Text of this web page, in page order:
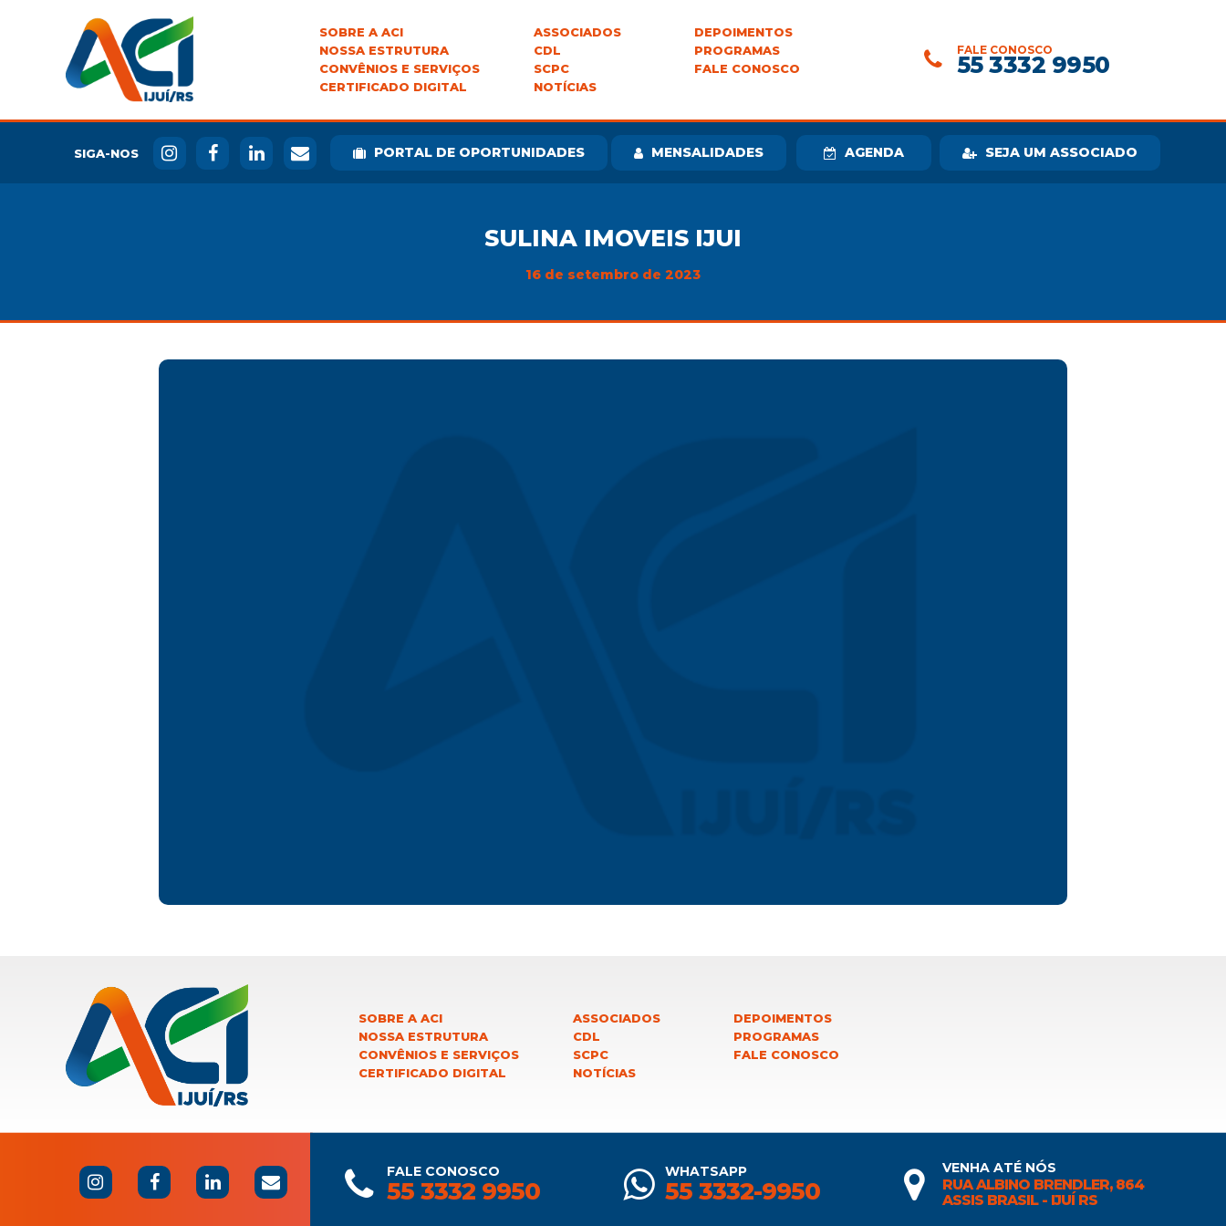
SOBRE A ACI
NOSSA ESTRUTURA
CONVÊNIOS E SERVIÇOS
CERTIFICADO DIGITAL
ASSOCIADOS
CDL
SCPC
NOTÍCIAS
DEPOIMENTOS
PROGRAMAS
FALE CONOSCO
FALE CONOSCO
55 3332 9950
SIGA-NOS PORTAL DE OPORTUNIDADES MENSALIDADES AGENDA SEJA UM ASSOCIADO
SULINA IMOVEIS IJUI
16 de setembro de 2023
SOBRE A ACI
NOSSA ESTRUTURA
CONVÊNIOS E SERVIÇOS
CERTIFICADO DIGITAL
ASSOCIADOS
CDL
SCPC
NOTÍCIAS
DEPOIMENTOS
PROGRAMAS
FALE CONOSCO
FALE CONOSCO
55 3332 9950
WHATSAPP
55 3332-9950
VENHA ATÉ NÓS
RUA ALBINO BRENDLER, 864
ASSIS BRASIL - IJUÍ RS